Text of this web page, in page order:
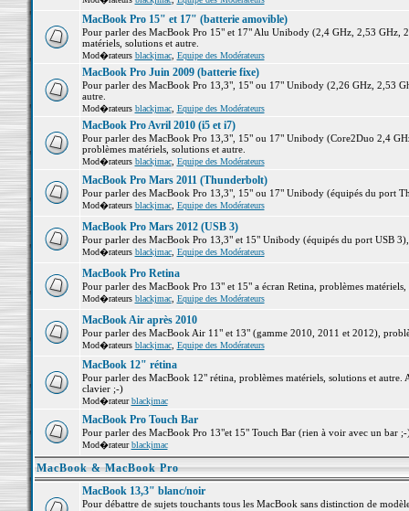
MacBook Pro 15" et 17" (batterie amovible)
Pour parler des MacBook Pro 15" et 17" Alu Unibody (2,4 GHz, 2,53 GHz,
matériels, solutions et autre.
Mod�rateurs blackjmac, Equipe des Modérateurs
MacBook Pro Juin 2009 (batterie fixe)
Pour parler des MacBook Pro 13,3", 15" ou 17" Unibody (2,26 GHz, 2,53
autre.
Mod�rateurs blackjmac, Equipe des Modérateurs
MacBook Pro Avril 2010 (i5 et i7)
Pour parler des MacBook Pro 13,3", 15" ou 17" Unibody (Core2Duo 2,4
problèmes matériels, solutions et autre.
Mod�rateurs blackjmac, Equipe des Modérateurs
MacBook Pro Mars 2011 (Thunderbolt)
Pour parler des MacBook Pro 13,3", 15" ou 17" Unibody (équipés du port
Mod�rateurs blackjmac, Equipe des Modérateurs
MacBook Pro Mars 2012 (USB 3)
Pour parler des MacBook Pro 13,3" et 15" Unibody (équipés du port USB
Mod�rateurs blackjmac, Equipe des Modérateurs
MacBook Pro Retina
Pour parler des MacBook Pro 13" et 15" a écran Retina, problèmes matériels,
Mod�rateurs blackjmac, Equipe des Modérateurs
MacBook Air après 2010
Pour parler des MacBook Air 11" et 13" (gamme 2010, 2011 et 2012),
Mod�rateurs blackjmac, Equipe des Modérateurs
MacBook 12" rétina
Pour parler des MacBook 12" rétina, problèmes matériels, solutions et
clavier ;-)
Mod�rateurblackjmac
MacBook Pro Touch Bar
Pour parler des MacBook Pro 13"et 15" Touch Bar (rien à voir avec un bar
Mod�rateurblackjmac
MacBook & MacBook Pro
MacBook 13,3" blanc/noir
Pour débattre de sujets touchants tous les MacBook sans distinction de